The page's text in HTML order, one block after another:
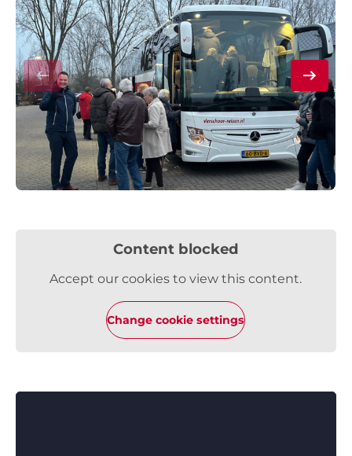
Content blocked
Accept our cookies to view this content.
Change cookie settings